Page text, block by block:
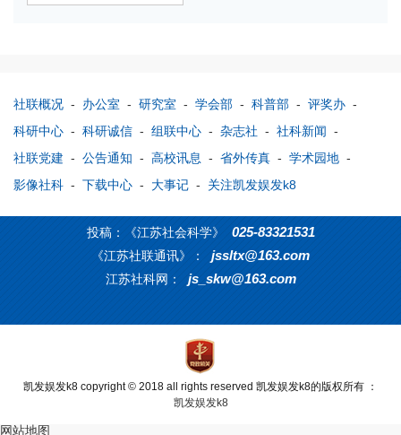
社联概况 - 办公室 - 研究室 - 学会部 - 科普部 - 评奖办 -
科研中心 - 科研诚信 - 组联中心 - 杂志社 - 社科新闻 -
社联党建 - 公告通知 - 高校讯息 - 省外传真 - 学术园地 -
影像社科 - 下载中心 - 大事记 - 关注凯发娱发k8
投稿：《江苏社会科学》 025-83321531
《江苏社联通讯》： jssltx@163.com
江苏社科网： js_skw@163.com
凯发娱发k8 copyright © 2018 all rights reserved 凯发娱发k8的版权所有 ：
凯发娱发k8
网站地图